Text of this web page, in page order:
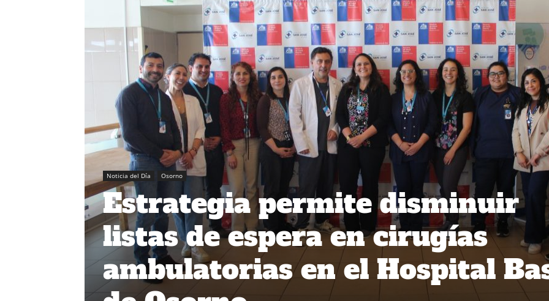
Noticia del Día Osorno
Estrategia permite disminuir
listas de espera en cirugías
ambulatorias en el Hospital